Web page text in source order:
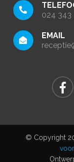
024 343
EMAIL
© Copyright